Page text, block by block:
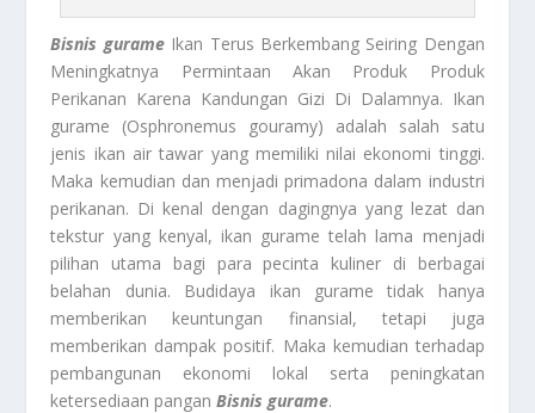
Bisnis gurameIkan Terus Berkembang Seiring Dengan
Meningkatnya Permintaan Akan Produk Produk
Perikanan Karena Kandungan Gizi Di Dalamnya. Ikan
gurame (Osphronemus gouramy) adalah salah satu
jenis ikan air tawar yang memiliki nilai ekonomi tinggi.
Maka kemudian dan menjadi primadona dalam industri
perikanan. Di kenal dengan dagingnya yang lezat dan
tekstur yang kenyal, ikan gurame telah lama menjadi
pilihan utama bagi para pecinta kuliner di berbagai
belahan dunia. Budidaya ikan gurame tidak hanya
memberikan keuntungan finansial, tetapi juga
memberikan dampak positif. Maka kemudian terhadap
pembangunan ekonomi lokal serta peningkatan
ketersediaan pangan Bisnis gurame.